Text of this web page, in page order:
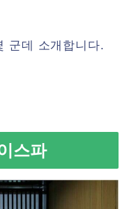
군데 소개합니다.
스파